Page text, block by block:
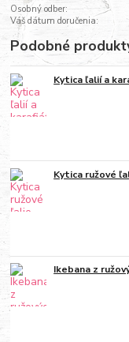
Osobný odber:
Váš dátum doručenia:
Podobné
Kytica ľalií a
Kytica ružové
Ikebana z